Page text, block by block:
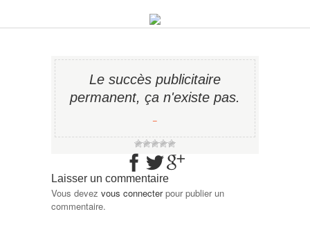
Le succès publicitaire
permanent, ça n'existe pas.
−
Laisser un commentaire
Vous devez vous connecterpour publier un
commentaire.